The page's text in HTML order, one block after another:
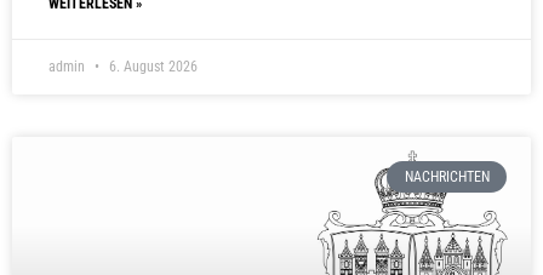
WEITERLESEN »
admin 6. August 2026
NACHRICHTEN